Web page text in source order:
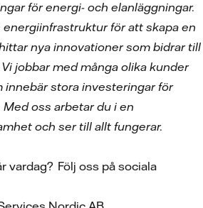
för energi- och elanläggningar.
för att skapa en
nya innovationer som bidrar till
jobbar med många olika kunder
innebär stora investeringar för
oss arbetar du i en
och ser till allt fungerar.
vardag? Följ oss på sociala